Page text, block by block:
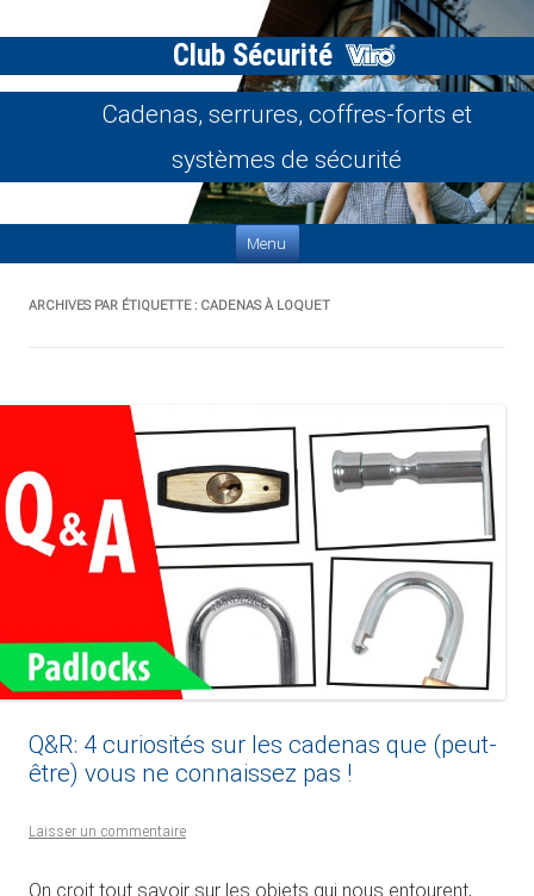
Club Sécurité
Cadenas, serrures, coffres-forts et
systèmes de sécurité
Menu
ARCHIVES PAR ÉTIQUETTE : CADENAS À LOQUET
Q&R: 4 curiosités sur les cadenas que (peut-
être) vous ne connaissez pas !
Laisser un commentaire
On croit tout savoir sur les objets qui nous entourent,